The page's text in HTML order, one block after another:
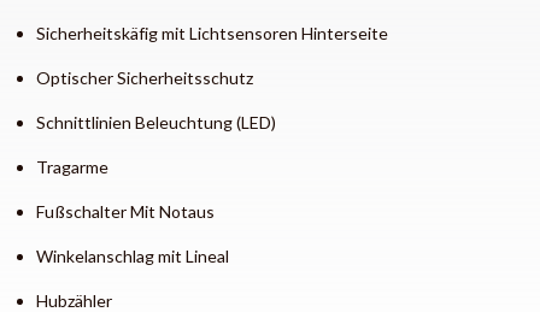
Sicherheitskäfig mit Lichtsensoren Hinterseite
Optischer Sicherheitsschutz
Schnittlinien Beleuchtung (LED)
Tragarme
Fußschalter Mit Notaus
Winkelanschlag mit Lineal
Hubzähler